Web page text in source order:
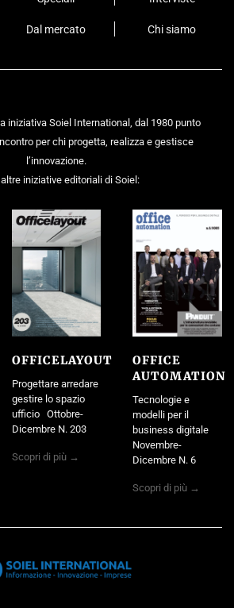
Dal mercato Chi siamo
iniziativa Soiel International, dal 1980 punto
per chi progetta, realizza e gestisce
l’innovazione.
iniziative editoriali di Soiel:
OFFICELAYOUT
Progettare arredare
gestire lo spazio
ufficio Ottobre-
Dicembre N. 203
Scopri di più →
OFFICE
AUTOMATION
Tecnologie e
modelli per il
business digitale
Novembre-
Dicembre N. 6
Scopri di più →